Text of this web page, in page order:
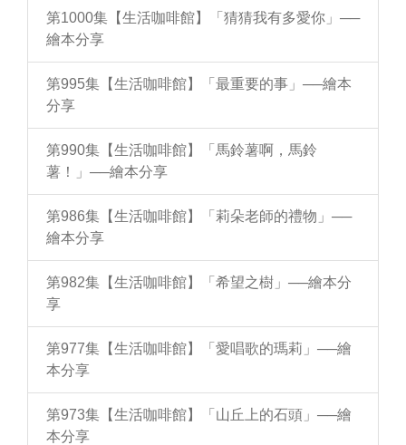
第1000集【生活咖啡館】「猜猜我有多愛你」──
繪本分享
第995集【生活咖啡館】「最重要的事」──繪本
分享
第990集【生活咖啡館】「馬鈴薯啊，馬鈴
薯！」──繪本分享
第986集【生活咖啡館】「莉朵老師的禮物」──
繪本分享
第982集【生活咖啡館】「希望之樹」──繪本分
享
第977集【生活咖啡館】「愛唱歌的瑪莉」──繪
本分享
第973集【生活咖啡館】「山丘上的石頭」──繪
本分享